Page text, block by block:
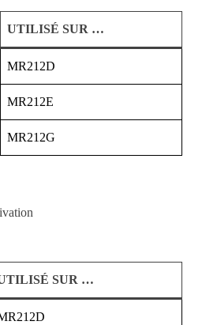
UTILISÉ SUR …
MR212D
MR212E
MR212G
SUR …